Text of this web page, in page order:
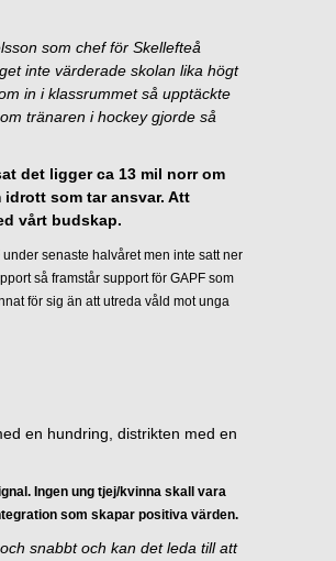
som chef för Skellefteå
inte värderade skolan lika högt
in i klassrummet så upptäckte
tränaren i hockey gjorde så
det ligger ca 13 mil norr om
som tar ansvar. Att
vårt budskap.
senaste halvåret men inte satt ner
så framstår support för GAPF som
för sig än att utreda våld mot unga
en hundring, distrikten med en
Ingen ung tjej/kvinna skall vara
som skapar positiva värden.
snabbt och kan det leda till att